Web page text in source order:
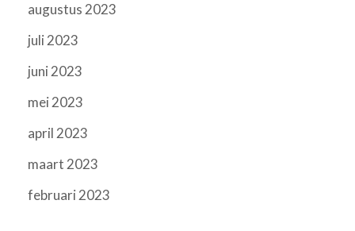
augustus 2023
juli 2023
juni 2023
mei 2023
april 2023
maart 2023
februari 2023